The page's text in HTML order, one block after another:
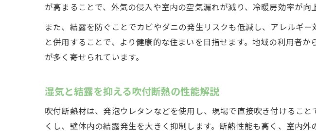
が高まることで、外気の侵入や室内の空気漏れが減り、冷暖房効率が向
また、結露を防ぐことでカビやダニの発生リスクも低減し、アレルギ
と併用することで、より健康的な住まいを目指せます。地域の利用者
が多く寄せられています。
湿気と結露を抑える吹付断熱の性能解説
吹付断熱材は、発泡ウレタンなどを使用し、現場で直接吹き付けるこ
くし、壁体内の結露発生を大きく抑制します。断熱性能も高く、室内